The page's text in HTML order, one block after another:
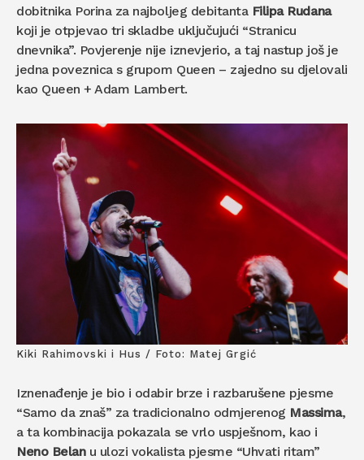
dobitnika Porina za najboljeg debitanta Filipa Rudana
koji je otpjevao tri skladbe uključujući “Stranicu
dnevnika”. Povjerenje nije iznevjerio, a taj nastup još je
jedna poveznica s grupom Queen – zajedno su djelovali
kao Queen + Adam Lambert.
Kiki Rahimovski i Hus / Foto: Matej Grgić
Iznenađenje je bio i odabir brze i razbarušene pjesme
“Samo da znaš” za tradicionalno odmjerenog Massima,
a ta kombinacija pokazala se vrlo uspješnom, kao i
Neno Belanu ulozi vokalista pjesme “Uhvati ritam”